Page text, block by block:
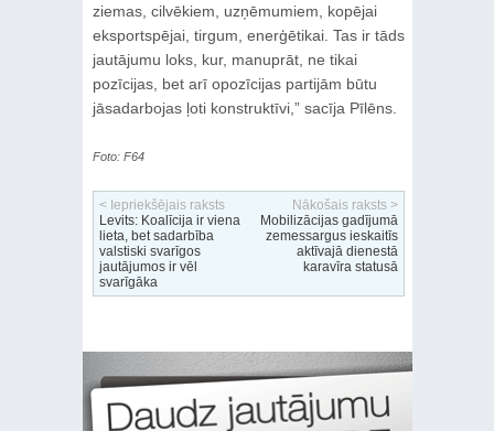
ziemas, cilvēkiem, uzņēmumiem, kopējai
eksportspējai, tirgum, enerģētikai. Tas ir tāds
jautājumu loks, kur, manuprāt, ne tikai
pozīcijas, bet arī opozīcijas partijām būtu
jāsadarbojas ļoti konstruktīvi,” sacīja Pīlēns.
Foto: F64
< Iepriekšējais raksts
Levits: Koalīcija ir viena
lieta, bet sadarbība
valstiski svarīgos
jautājumos ir vēl
svarīgāka
Nākošais raksts >
Mobilizācijas gadījumā
zemessargus ieskaitīs
aktīvajā dienestā
karavīra statusā